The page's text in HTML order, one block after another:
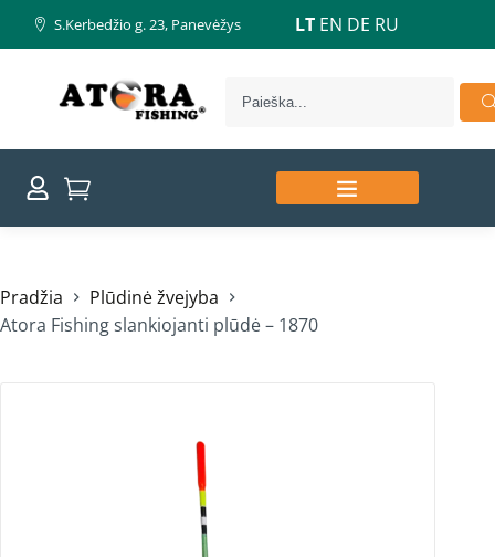
S.Kerbedžio g. 23, Panevėžys LT EN DE RU
Pradžia
Plūdinė žvejyba
Atora Fishing slankiojanti plūdė – 1870